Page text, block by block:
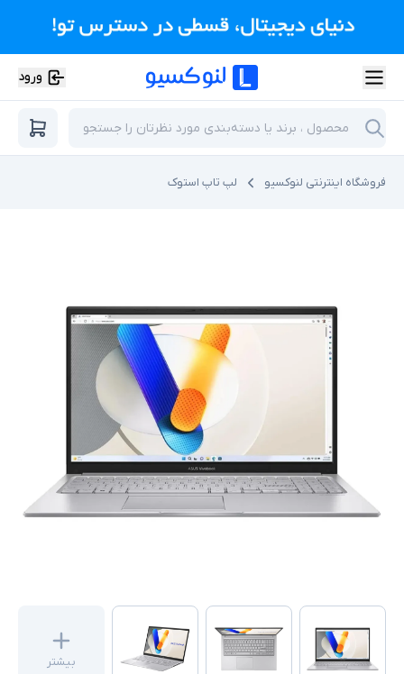
ورود
فروشگاه اینترنتی لنوکسیو لپ تاپ استوک
بیشتر